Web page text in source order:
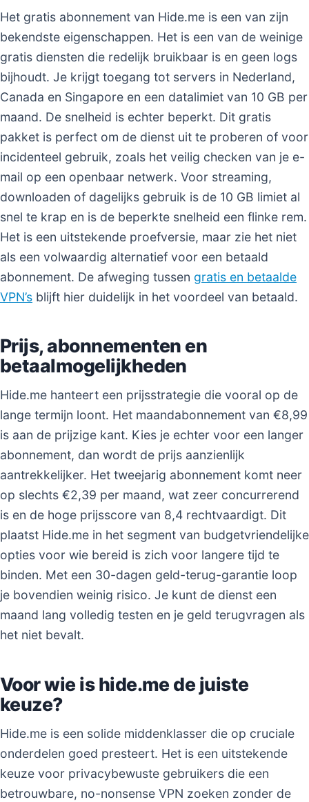
Het gratis abonnement van Hide.me is een van zijn
bekendste eigenschappen. Het is een van de weinige
gratis diensten die redelijk bruikbaar is en geen logs
bijhoudt. Je krijgt toegang tot servers in Nederland,
Canada en Singapore en een datalimiet van 10 GB per
maand. De snelheid is echter beperkt. Dit gratis
pakket is perfect om de dienst uit te proberen of voor
incidenteel gebruik, zoals het veilig checken van je e-
mail op een openbaar netwerk. Voor streaming,
downloaden of dagelijks gebruik is de 10 GB limiet al
snel te krap en is de beperkte snelheid een flinke rem.
Het is een uitstekende proefversie, maar zie het niet
als een volwaardig alternatief voor een betaald
abonnement. De afweging tussen gratis en betaalde
VPN’s blijft hier duidelijk in het voordeel van betaald.
Prijs, abonnementen en
betaalmogelijkheden
Hide.me hanteert een prijsstrategie die vooral op de
lange termijn loont. Het maandabonnement van €8,99
is aan de prijzige kant. Kies je echter voor een langer
abonnement, dan wordt de prijs aanzienlijk
aantrekkelijker. Het tweejarig abonnement komt neer
op slechts €2,39 per maand, wat zeer concurrerend
is en de hoge prijsscore van 8,4 rechtvaardigt. Dit
plaatst Hide.me in het segment van budgetvriendelijke
opties voor wie bereid is zich voor langere tijd te
binden. Met een 30-dagen geld-terug-garantie loop
je bovendien weinig risico. Je kunt de dienst een
maand lang volledig testen en je geld terugvragen als
het niet bevalt.
Voor wie is hide.me de juiste
keuze?
Hide.me is een solide middenklasser die op cruciale
onderdelen goed presteert. Het is een uitstekende
keuze voor privacybewuste gebruikers die een
betrouwbare, no-nonsense VPN zoeken zonder de